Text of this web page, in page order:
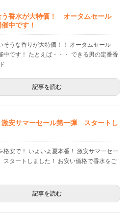
う香水が大特価！ オータムセール
中です！
そうな香りが大特価！！ オータムセール
中です！ たとえば・・・ できる男の定番香
...
記事を読む
安サマーセール第一弾 スタートし
格安で！ いよいよ夏本番！ 激安サマーセー
タートしました！ お安い価格で香水をご
記事を読む